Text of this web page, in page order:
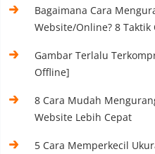
Bagaimana Cara
Website/Online? 8 Taktik
Gambar Terlalu
Offline]
8 Cara Mudah
Website Lebih Cepat
5 Cara Memperkecil